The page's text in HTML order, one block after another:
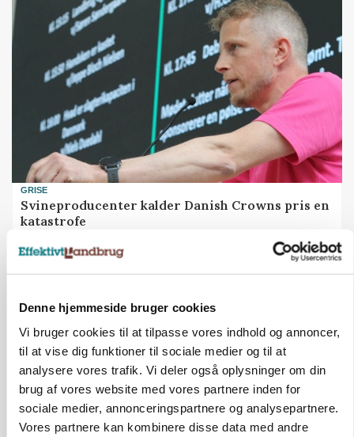
Denne hjemmeside bruger cookies
Vi bruger cookies til at tilpasse vores indhold og annoncer,
til at vise dig funktioner til sociale medier og til at
analysere vores trafik. Vi deler også oplysninger om din
brug af vores website med vores partnere inden for
sociale medier, annonceringspartnere og analysepartnere.
Vores partnere kan kombinere disse data med andre
GRISE
Svineproducenter kalder Danish Crowns pris en
katastrofe